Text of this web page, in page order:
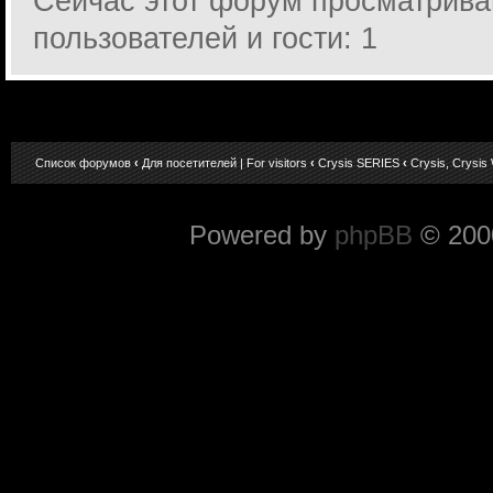
пользователей и гости: 1
Список форумов ‹ Для посетителей | For visitors ‹ Crysis SERIES ‹ Crysis, Crysis
Powered by phpBB ©